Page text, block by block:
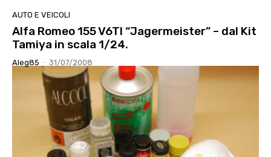
AUTO E VEICOLI
Alfa Romeo 155 V6TI “Jagermeister” – dal Kit
Tamiya in scala 1/24.
Aleg85 - 31/07/2008